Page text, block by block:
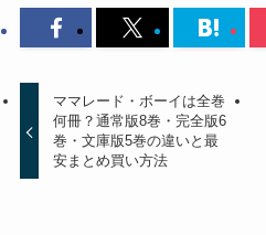
ママレード・ボーイは全巻
何冊？通常版8巻・完全版6
巻・文庫版5巻の違いと最
安まとめ買い方法